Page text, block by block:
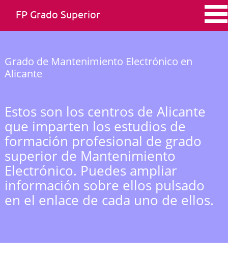
FP Grado Superior
Grado de Mantenimiento Electrónico en
Alicante
Estos son los centros de Alicante
que imparten los estudios de
formación profesional de grado
superior de Mantenimiento
Electrónico. Puedes ampliar
información sobre ellos pulsado
en el enlace de cada uno de ellos.